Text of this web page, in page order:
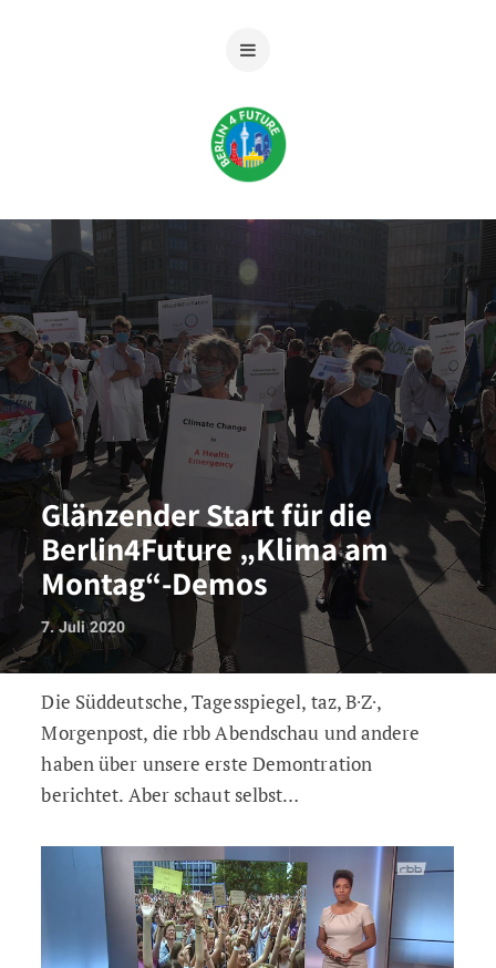
Glänzender Start für die
Berlin4Future „Klima am
Montag“-Demos
7. Juli 2020
Glänzender Start für die Berlin4Future
Die Süddeutsche, Tagesspiegel, taz, B∙Z∙,
Morgenpost, die rbb Abendschau und andere
haben über unsere erste Demontration
berichtet. Aber schaut selbst…